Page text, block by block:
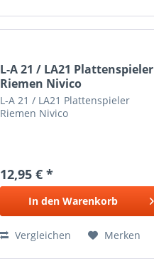
L-A 21 / LA21 Plattenspieler
Riemen Nivico
L-A 21 / LA21 Plattenspieler
Riemen Nivico
12,95 € *
In den Warenkorb
Vergleichen Merken